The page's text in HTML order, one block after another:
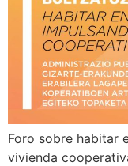
Foro sobre habitar
vivienda